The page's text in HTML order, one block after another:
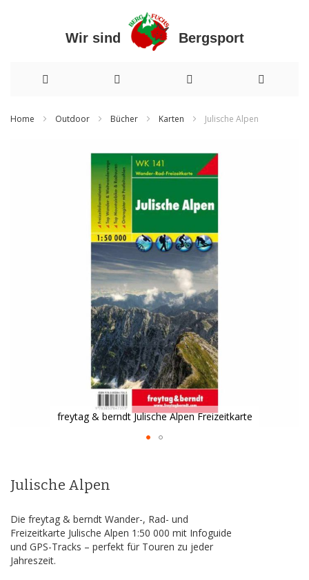
Wir sind Bergsport
Home Outdoor Bücher Karten Julische Alpen
freytag & berndt Julische Alpen Freizeitkarte
der
Bildergalerie
Julische Alpen
Die freytag & berndt Wander-, Rad- und
Freizeitkarte Julische Alpen 1:50 000 mit Infoguide
und GPS-Tracks – perfekt für Touren zu jeder
Jahreszeit.